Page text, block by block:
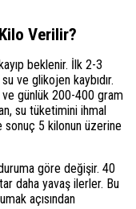
Verilir?
beklenir. İlk 2-3
ve glikojen kaybıdır.
günlük 200-400 gram
su tüketimini ihmal
5 kilonun üzerine
göre değişir. 40
daha yavaş ilerler. Bu
açısından